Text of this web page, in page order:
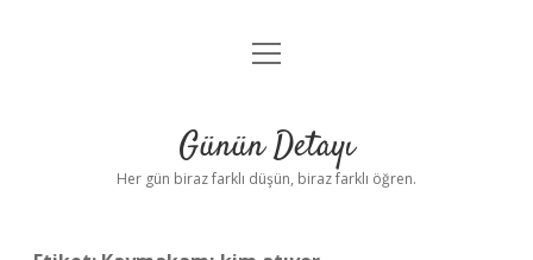
Anasayfa
Yasal Uyarı
menüyü
Günün Detayı
Her gün biraz farklı düşün, biraz farklı öğren.